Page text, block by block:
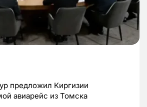
предложил Киргизии
авиарейс из Томска